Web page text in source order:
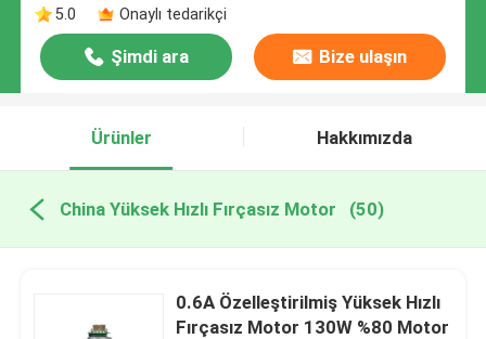
5.0
Onaylı tedarikçi
Şimdi ara Bize ulaşın
Ürünler Hakkımızda
China Yüksek Hızlı Fırçasız Motor (50)
0.6A Özelleştirilmiş Yüksek Hızlı
Fırçasız Motor 130W %80 Motor